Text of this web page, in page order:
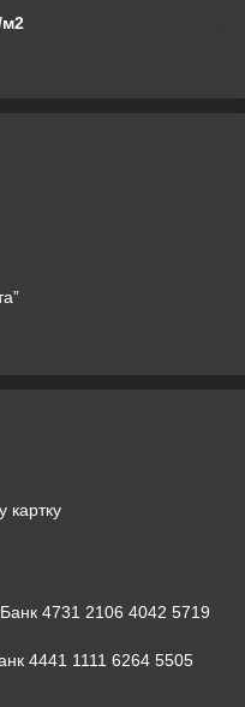
м2
картку
4731 2106 4042 5719
4441 1111 6264 5505